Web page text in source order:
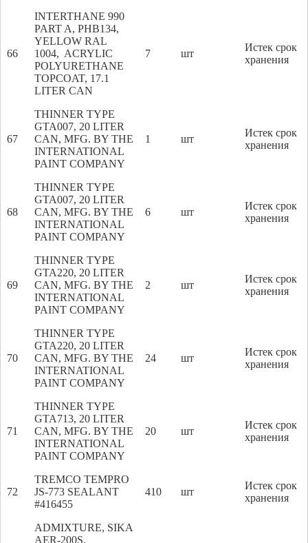
66
INTERTHANE 990
PART A, PHB134,
YELLOW RAL
1004, ACRYLIC
POLYURETHANE
TOPCOAT, 17.1
LITER CAN
7 шт
Истек срок
хранения
67
THINNER TYPE
GTA007, 20 LITER
CAN, MFG. BY THE
INTERNATIONAL
PAINT COMPANY
1 шт
Истек срок
хранения
68
THINNER TYPE
GTA007, 20 LITER
CAN, MFG. BY THE
INTERNATIONAL
PAINT COMPANY
6 шт
Истек срок
хранения
69
THINNER TYPE
GTA220, 20 LITER
CAN, MFG. BY THE
INTERNATIONAL
PAINT COMPANY
2 шт
Истек срок
хранения
70
THINNER TYPE
GTA220, 20 LITER
CAN, MFG. BY THE
INTERNATIONAL
PAINT COMPANY
24 шт
Истек срок
хранения
71
THINNER TYPE
GTA713, 20 LITER
CAN, MFG. BY THE
INTERNATIONAL
PAINT COMPANY
20 шт
Истек срок
хранения
72
TREMCO TEMPRO
JS-773 SEALANT
#416455
410 шт
Истек срок
хранения
ADMIXTURE, SIKA
AER-200S,